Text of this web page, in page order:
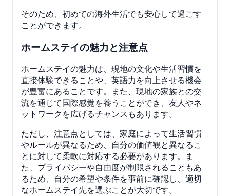
そのため、初めての海外生活でも安心して過ごす
ことができます。
ホームステイの魅力と注意点
ホームステイの魅力は、現地の文化や生活習慣を
直接体験できることや、英語力を向上させる機会
が豊富にあることです。また、現地の家族との交
流を通じて国際感覚を養うことができ、友人やネ
ットワークを広げるチャンスもあります。
ただし、注意点としては、家庭によって生活習慣
やルールが異なるため、自分の価値観と異なるこ
とに対して柔軟に対応する必要があります。ま
た、プライバシーや自由度が制限されることもあ
るため、自分の希望や条件を事前に確認し、適切
なホームステイ先を選ぶことが大切です。